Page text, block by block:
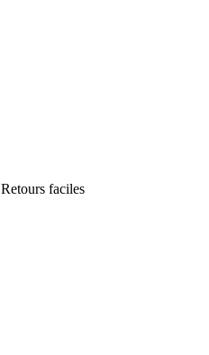
Retours faciles